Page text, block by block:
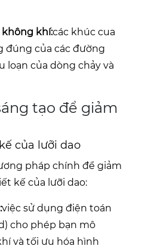
khí:các khúc cua
đúng của các đường
loạn của dòng chảy và
tạo để giảm
của lưỡi dao
pháp chính để giảm
kế của lưỡi dao:
việc sử dụng điện toán
cho phép bạn mô
và tối ưu hóa hình